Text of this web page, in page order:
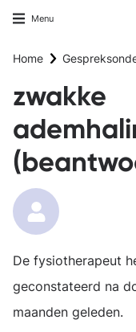
gaan
Menu
Home
zwakke
De fysiotherapeut
geconstateerd na
maanden geleden.